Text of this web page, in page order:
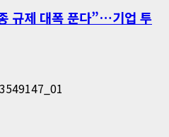
규제 대폭 푼다”…기업 투